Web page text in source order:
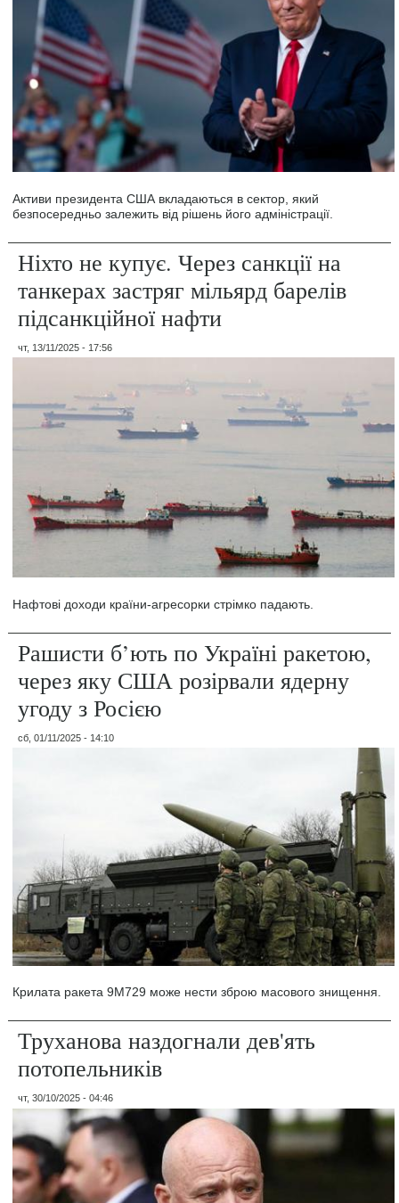
Активи президента США вкладаються в сектор, який
безпосередньо залежить від рішень його адміністрації.
Ніхто не купує. Через санкції на
танкерах застряг мільярд барелів
підсанкційної нафти
чт, 13/11/2025 - 17:56
Нафтові доходи країни-агресорки стрімко падають.
Рашисти б’ють по Україні ракетою,
через яку США розірвали ядерну
угоду з Росією
сб, 01/11/2025 - 14:10
Крилата ракета 9M729 може нести зброю масового знищення.
Труханова наздогнали дев'ять
потопельників
чт, 30/10/2025 - 04:46